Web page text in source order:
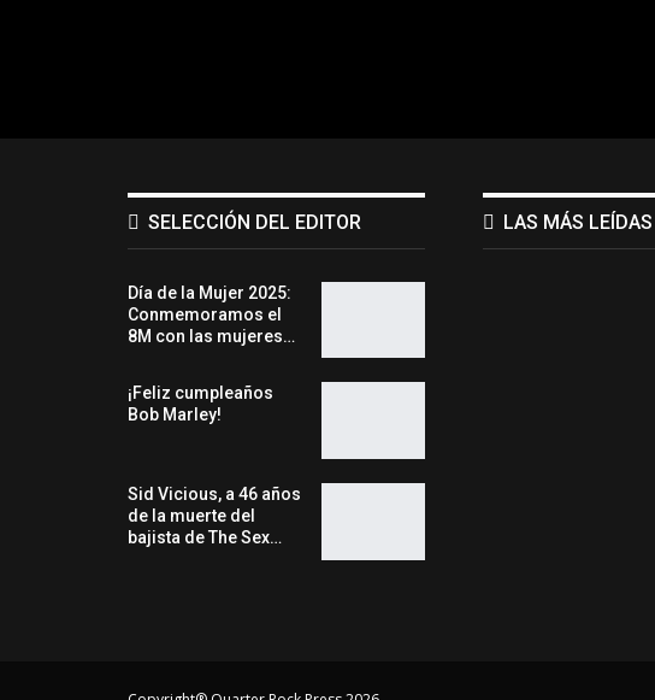
SELECCIÓN DEL EDITOR
Día de la Mujer 2025:
Conmemoramos el
8M con las mujeres…
¡Feliz cumpleaños
Bob Marley!
Sid Vicious, a 46 años
de la muerte del
bajista de The Sex…
LAS MÁS LEÍDAS